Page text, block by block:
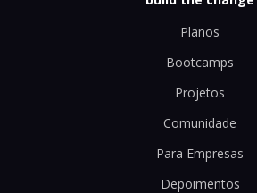
Planos
Bootcamps
Projetos
Comunidade
Para Empresas
Depoimentos